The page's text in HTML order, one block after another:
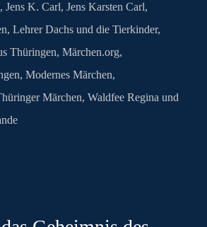
o
m
,Jens K. Carl,Jens Karsten Carl,
, Lehrer Dachs und die Tierkinder,
Thüringen, Märchen.org,
, Modernes Märchen,
Märchen, Waldfee Regina und